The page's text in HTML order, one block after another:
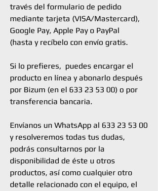
través del formulario de pedido
mediante tarjeta (VISA/Mastercard),
Google Pay, Apple Pay o PayPal
(hasta y recíbelo con envío gratis.
Si lo prefieres, puedes encargar el
producto en línea y abonarlo después
por Bizum (en el 633 23 53 00) o por
transferencia bancaria.
Envíanos un WhatsApp al 633 23 53 00
y resolveremos todas tus dudas,
podrás consultarnos por la
disponibilidad de éste u otros
productos, así como cualquier otro
detalle relacionado con el equipo, el